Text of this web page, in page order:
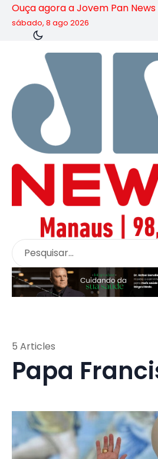
Ouça agora a Jovem Pan News
sábado, 8 ago 2026
Papa
5 Articles